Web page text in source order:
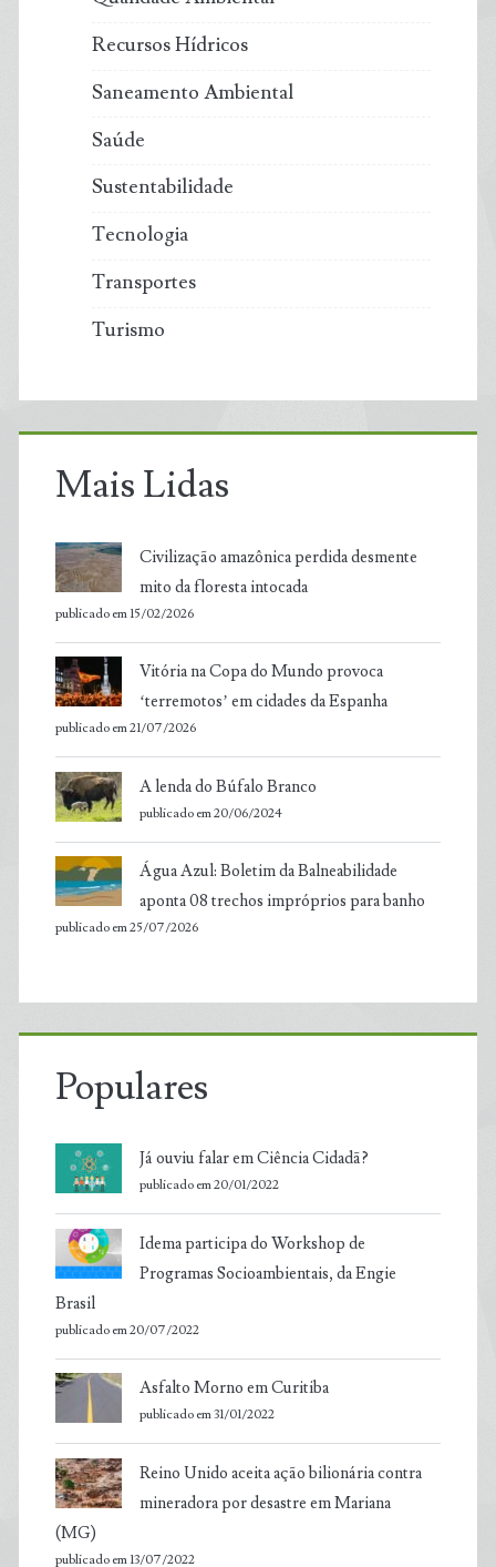
Recursos Hídricos
Saneamento Ambiental
Saúde
Sustentabilidade
Tecnologia
Transportes
Turismo
Mais Lidas
Civilização amazônica perdida desmente
mito da floresta intocada
publicado em 15/02/2026
Vitória na Copa do Mundo provoca
‘terremotos’ em cidades da Espanha
publicado em 21/07/2026
A lenda do Búfalo Branco
publicado em 20/06/2024
Água Azul: Boletim da Balneabilidade
aponta 08 trechos impróprios para banho
publicado em 25/07/2026
Populares
Já ouviu falar em Ciência Cidadã?
publicado em 20/01/2022
Idema participa do Workshop de
Programas Socioambientais, da Engie
Brasil
publicado em 20/07/2022
Asfalto Morno em Curitiba
publicado em 31/01/2022
Reino Unido aceita ação bilionária contra
mineradora por desastre em Mariana
(MG)
publicado em 13/07/2022